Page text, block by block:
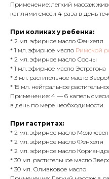
Применение: легкий массаж
каплями смеси 4 раза в день
При коликах у ребенка:
* 2 мл. эфирное масло Фенхеля
* 1 мл. эфирное масло Римской
* 2 мл. эфирное масло Сосны
* 1 мл. эфирное масло Эстрагона
* 3 мл. растительное масло
* 15 мл. нейтральное
Применение: 4 — 6 капель
в день по мере необходимости.
При гастритах:
* 2 мл. эфирное масло
* 2 мл. эфирное масло Фенхеля
* 2 мл. эфирное масло
* 30 мл. растительное масло
* 30 мл. Оливковое масло